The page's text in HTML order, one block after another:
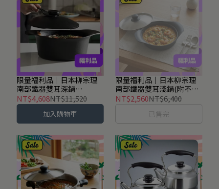
限量福利品｜日本柳宗理
南部鐵器雙耳深鍋
22cm(附黑鐵蓋)
NT$4,608NT$11,520
加入購物車
限量福利品｜日本柳宗理
南部鐵器雙耳淺鍋(附不鏽
鋼蓋)22cm
NT$2,560NT$6,400
已售完